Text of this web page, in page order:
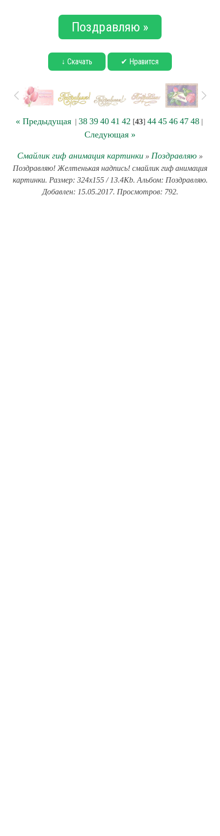
Поздравляю »
↓ Скачать ✔ Нравится
« Предыдущая| 38 39 40 41 42 [43] 44 45 46 47 48|
Следующая »
Смайлик гиф анимация картинки » Поздравляю »
Поздравляю! Желтенькая надпись! смайлик гиф анимация
картинки. Размер: 324x155 / 13.4Kb. Альбом: Поздравляю.
Добавлен: 15.05.2017. Просмотров: 792.